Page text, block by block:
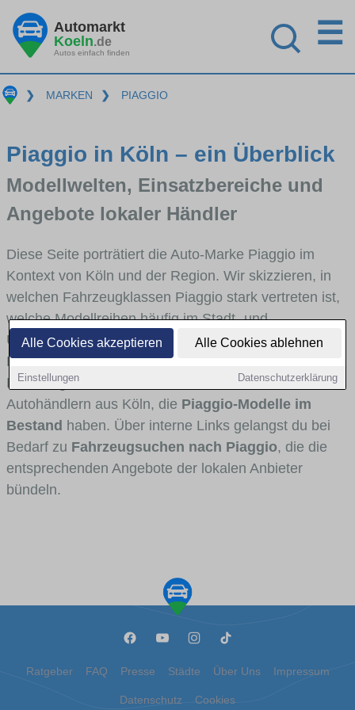
Alle Cookies akzeptieren Alle Cookies ablehnen
Einstellungen Datenschutzerklärung
Automarkt
Koeln.de
Autos einfach finden
☰
❯ MARKEN ❯ PIAGGIO
Piaggio in Köln – ein Überblick
Modellwelten, Einsatzbereiche und
Angebote lokaler Händler
Diese Seite porträtiert die Auto-Marke Piaggio im
Kontext von Köln und der Region. Wir skizzieren, in
welchen Fahrzeugklassen Piaggio stark vertreten ist,
welche Modellreihen häufig im Stadt- und
Umlandverkehr zu sehen sind und für welche
Fahrertypen die Marke interessant ist. Viele
Fahrzeuge stammen von Autohäusern und
Autohändlern aus Köln, die Piaggio-Modelle im
Bestand haben. Über interne Links gelangst du bei
Bedarf zu Fahrzeugsuchen nach Piaggio, die die
entsprechenden Angebote der lokalen Anbieter
bündeln.
Ratgeber FAQ Presse Städte Über Uns Impressum
Datenschutz Cookies